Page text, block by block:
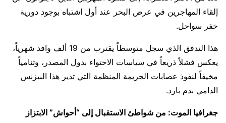
إلقاء المهاجرين في عرض البحر عند أول اشتباه بوجود دورية
خفر سواحل.
هذا التدفق الذي سجل متوسطاً يقترب من 19 ألف وافد شهرياً،
يعكس فشلاً ذريعاً في سياسات الاحتواء بدول المصدر، وتنامياً
مخيفاً لنفوذ عصابات الجريمة المنظمة التي تدير هذا البيزنس
الدامي بدم بارد.
جغرافيا الموت: من شواطئ الاستقبال إلى “أحواش” الابتزاز